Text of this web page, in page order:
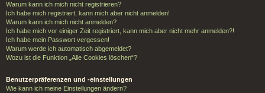
Warum kann ich mich nicht registrieren?
Ich habe mich registriert, kann mich aber nicht anmelden!
Warum kann ich mich nicht anmelden?
Ich habe mich vor einiger Zeit registriert, kann mich aber nicht mehr anmelden?!
Ich habe mein Passwort vergessen!
Warum werde ich automatisch abgemeldet?
Wozu ist die Funktion „Alle Cookies löschen“?
Benutzerpräferenzen und -einstellungen
Wie kann ich meine Einstellungen ändern?